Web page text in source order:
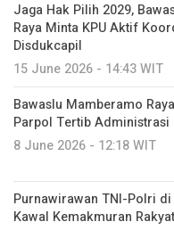
Jaga Hak Pilih 2029,
Raya Minta KPU Aktif
Disdukcapil
15 June 2026 - 14:43 WIT
Bawaslu Mamberamo
Parpol Tertib Administrasi
8 June 2026 - 12:18 WIT
Purnawirawan TNI-Polri di
Kawal Kemakmuran Rakyat